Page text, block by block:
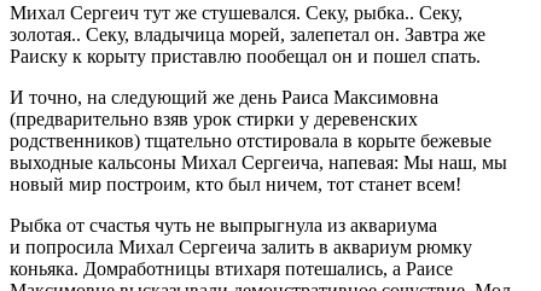
Михал Сергеич тут же стушевался. Секу, рыбка.. Секу,
золотая.. Секу, владычица морей, залепетал он. Завтра же
Раиску к корыту приставлю пообещал он и пошел спать.
И точно, на следующий же день Раиса Максимовна
(предварительно взяв урок стирки у деревенских
родственников) тщательно отстировала в корыте бежевые
выходные кальсоны Михал Сергеича, напевая: Мы наш, мы
новый мир построим, кто был ничем, тот станет всем!
Рыбка от счастья чуть не выпрыгнула из аквариума
и попросила Михал Сергеича залить в аквариум рюмку
коньяка. Домработницы втихаря потешались, а Раисе